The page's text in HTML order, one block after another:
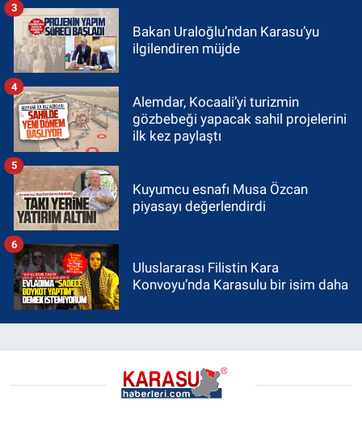
Bakan Uraloğlu’ndan Karasu’yu
ilgilendiren müjde
3
Alemdar, Kocaali’yi turizmin
gözbebeği yapacak sahil projelerini
ilk kez paylaştı
4
Kuyumcu esnafı Musa Özcan
piyasayı değerlendirdi
5
Uluslararası Filistin Kara
Konvoyu’nda Karasulu bir isim daha
6